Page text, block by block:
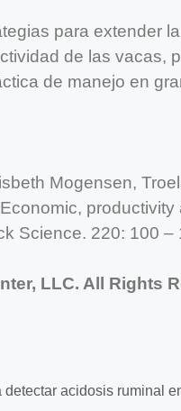
para extender
de las vacas,
de manejo en
Mogensen,
Science. 220: 100 –
LLC. All Rights